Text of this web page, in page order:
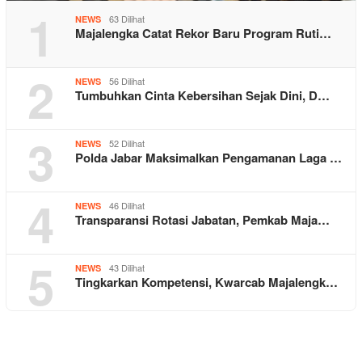
1 NEWS 63 Dilihat
Majalengka Catat Rekor Baru Program Ruti…
2 NEWS 56 Dilihat
Tumbuhkan Cinta Kebersihan Sejak Dini, D…
3 NEWS 52 Dilihat
Polda Jabar Maksimalkan Pengamanan Laga …
4 NEWS 46 Dilihat
Transparansi Rotasi Jabatan, Pemkab Maja…
5 NEWS 43 Dilihat
Tingkarkan Kompetensi, Kwarcab Majalengk…